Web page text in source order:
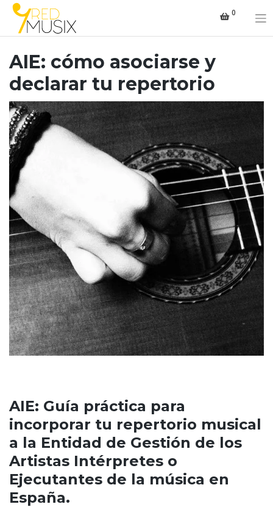
Saltar
contenido
0
AIE: cómo asociarse y
declarar tu repertorio
AIE: Guía práctica para
incorporar tu repertorio musical
a la Entidad de Gestión de los
Artistas Intérpretes o
Ejecutantes de la música en
España.